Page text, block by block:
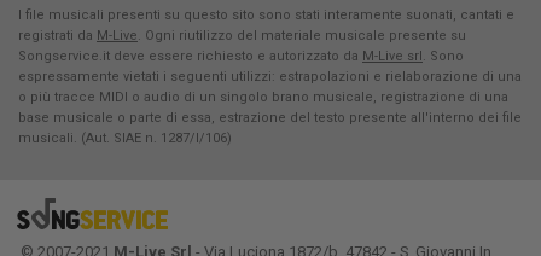
I file musicali presenti su questo sito sono stati interamente suonati, cantati e
registrati da M-Live. Ogni riutilizzo del materiale musicale presente su
Songservice.it deve essere richiesto e autorizzato da M-Live srl. Sono
espressamente vietati i seguenti utilizzi: estrapolazioni e rielaborazione di una
o più tracce MIDI o audio di un singolo brano musicale, registrazione di una
base musicale o parte di essa, estrazione del testo presente all'interno dei file
musicali. (Aut. SIAE n. 1287/I/106)
© 2007-2021 M-Live Srl - Via Luciona 1872/b, 47842 - S. Giovanni In